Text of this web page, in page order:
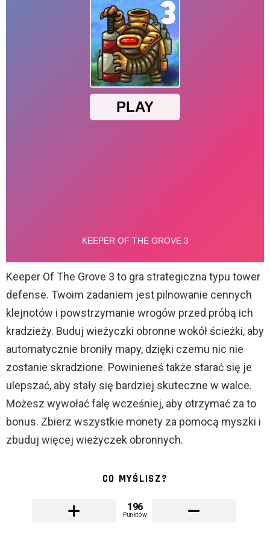
Keeper Of The Grove 3 to gra strategiczna typu tower
defense. Twoim zadaniem jest pilnowanie cennych
klejnotów i powstrzymanie wrogów przed próbą ich
kradzieży. Buduj wieżyczki obronne wokół ścieżki, aby
automatycznie broniły mapy, dzięki czemu nic nie
zostanie skradzione. Powinieneś także starać się je
ulepszać, aby stały się bardziej skuteczne w walce.
Możesz wywołać falę wcześniej, aby otrzymać za to
bonus. Zbierz wszystkie monety za pomocą myszki i
zbuduj więcej wieżyczek obronnych.
CO MYŚLISZ?
196
Punktów